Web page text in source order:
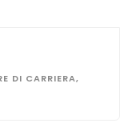
DI CARRIERA,